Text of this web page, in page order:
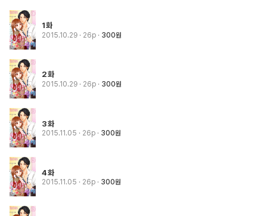
1화
2015.10.29 · 26p 300원
2화
2015.10.29 · 26p 300원
3화
2015.11.05 · 26p 300원
4화
2015.11.05 · 26p 300원